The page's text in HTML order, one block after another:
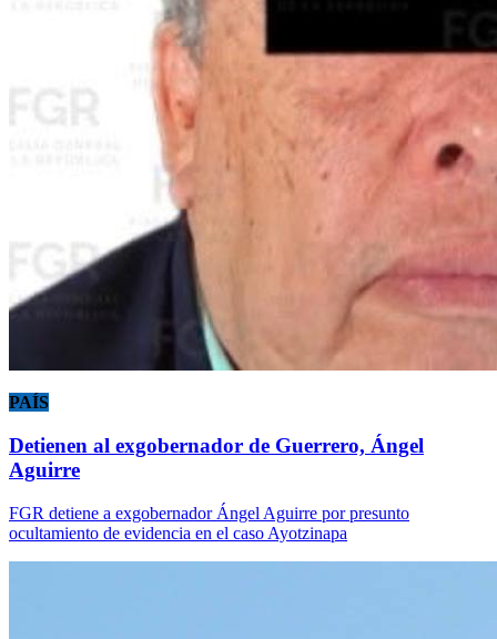
PAÍS
Detienen al exgobernador de Guerrero, Ángel
Aguirre
FGR detiene a exgobernador Ángel Aguirre por presunto
ocultamiento de evidencia en el caso Ayotzinapa